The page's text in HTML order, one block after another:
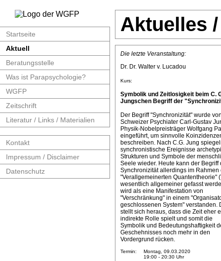
Startseite
Aktuell
Beratungsstelle
Was ist Parapsychologie?
WGFP
Zeitschrift
Literatur / Links / Materialien
Kontakt
Impressum / Disclaimer
Datenschutz
Aktuelles
Die letzte Veranstaltung:
Dr. Dr. Walter v. Lucadou
Kurs:
Symbolik und Zeitlosigkeit beim C.
Jungschen Begriff der
Der Begriff "Synchronizität" wurde
Schweizer Psychiater Carl-Gustav
Physik-Nobelpreisträger Wolfgang
eingeführt, um sinnvolle
beschreiben. Nach C.G. Jung
synchronistische Ereignisse
Strukturen und Symbole der
Seele wieder. Heute kann der Begriff
Synchronizität allerdings im Rahmen
"Verallgemeinerten Quantentheorie"
wesentlich allgemeiner gefasst
wird als eine Manifestation von
"Verschränkung" in einem
geschlossenen System" verstanden.
stellt sich heraus, dass die Zeit eher
indirekte Rolle spielt und somit die
Symbolik und Bedeutungshaftigkeit
Geschehnisses noch mehr in den
Vordergrund rücken.
Termin:
Montag, 09.03.2020
19:00 - 20:30 Uhr